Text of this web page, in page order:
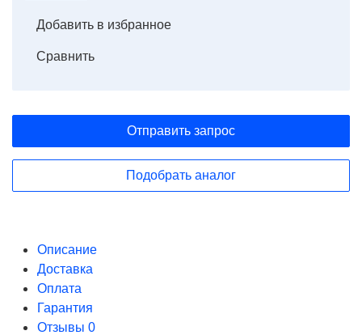
Добавить в избранное
Сравнить
Отправить запрос
Подобрать аналог
Описание
Доставка
Оплата
Гарантия
Отзывы 0